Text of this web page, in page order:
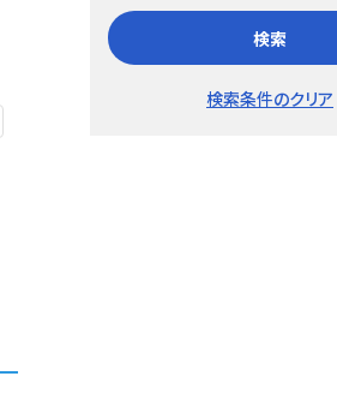
検索
検索条件のクリア